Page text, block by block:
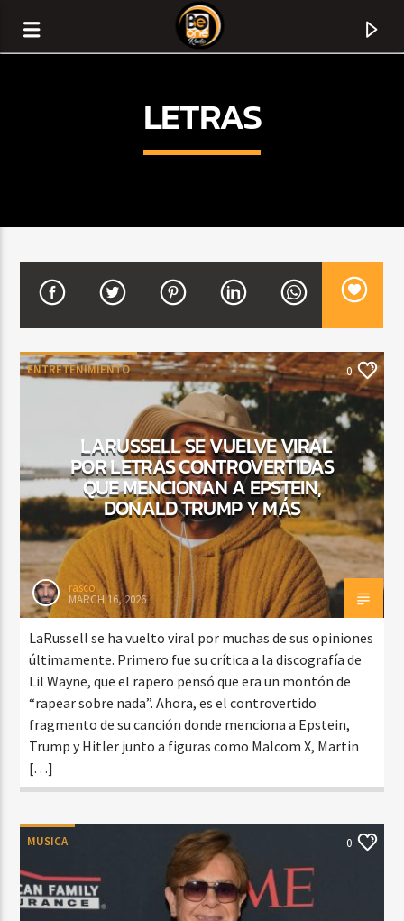
TITLE
CURRENT SHOW
BALADAS Y VALLENATO
3:00 PM 5:00 PM
LETRAS
ENTRETENIMIENTO 0
LARUSSELL SE VUELVE VIRAL
POR LETRAS CONTROVERTIDAS
QUE MENCIONAN A EPSTEIN,
DONALD TRUMP Y MÁS
rasco
MARCH 16, 2026
LaRussell se ha vuelto viral por muchas de sus opiniones
últimamente. Primero fue su crítica a la discografía de
Lil Wayne, que el rapero pensó que era un montón de
“rapear sobre nada”. Ahora, es el controvertido
fragmento de su canción donde menciona a Epstein,
Trump y Hitler junto a figuras como Malcom X, Martin
[…]
MUSICA 0